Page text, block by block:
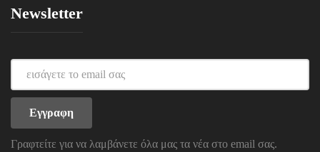
Newsletter
Γραφτείτε για να λαμβάνετε όλα μας τα νέα στο email σας.